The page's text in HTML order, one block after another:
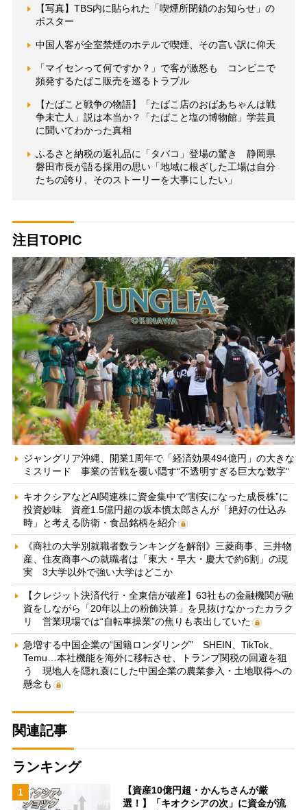
【写真】TBS内に貼られた「喫煙所閉鎖のお知らせ」の
ポスター
中国人客が全室禁煙のホテルで喫煙、その言い訳に仰天
「マイセンって何ですか？」で客が激怒も コンビニで
頻発するたばこ販売を巡るトラブル
【たばこと戦争の物語】「たばこ店のおばあちゃんは戦
争未亡人」説は本当か？「たばこと塩の博物館」学芸員
に聞いてわかった真相
ふるさと納税の返礼品に「タバコ」登場の驚き 静岡県
磐田市長が語る採用の思い「地域に根ざした工場は自分
たちの誇り、そのストーリーを大事にしたい」
注目TOPIC
ジャングリア沖縄、開業1周年で「経済効果494億円」の大きな
ミスリード 事業の苦戦を覆い隠す“不透明すぎる巨大な数字”
キオクシアなどAI関連株に資金集中で“割安になった成長株”に
投資妙味 資産1.5億円超の坂本慎太郎さんが「絶好の仕込み
時」と考える防衛・食品銘柄を紹介
《商社の大学別就職者数ランキングを解剖》三菱商事、三井物
産、住友商事への就職者は「東大・早大・慶大で約6割」の現
実 3大学以外で強い大学はどこか
【クレジット決済代行・全東信が破産】63社もの金融機関が融
資をしながら「20年以上の粉飾決算」を見抜けなかったカラク
リ 営業現場では“自転車操業”の焦りも表出していた
急増する中国企業の“国籍ロンダリング” SHEIN、TikTok、
Temu…本社機能を海外に移転させ、トランプ関税の回避を狙
う 現地人を隠れ蓑にした中国企業の農業参入・土地取得への
懸念も
関連記事
ランキング
1
【資産10億円超・かんちさんが厳
選！】「キオクシアの次」に資金が流